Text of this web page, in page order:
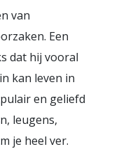
van
Een
dat hij vooral
kan leven in
en geliefd
leugens,
je heel ver.